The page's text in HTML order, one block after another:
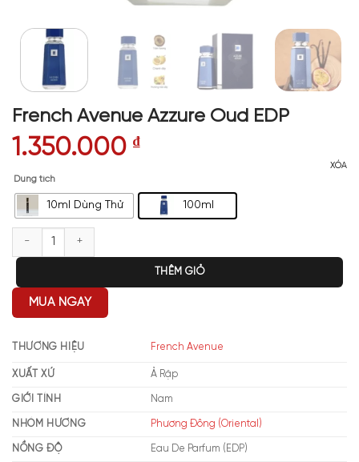
French Avenue Azzure Oud EDP
1.350.000 ₫
Dung tích
10ml Dùng Thử 100ml
XÓA
French Avenue Azzure Oud EDP số lượng
THÊM GIỎ
MUA NGAY
THƯƠNG HIỆU French Avenue
XUẤT XỨ Ả Rập
GIỚI TÍNH Nam
NHÓM HƯƠNG Phương Đông (Oriental)
NỒNG ĐỘ Eau De Parfum (EDP)